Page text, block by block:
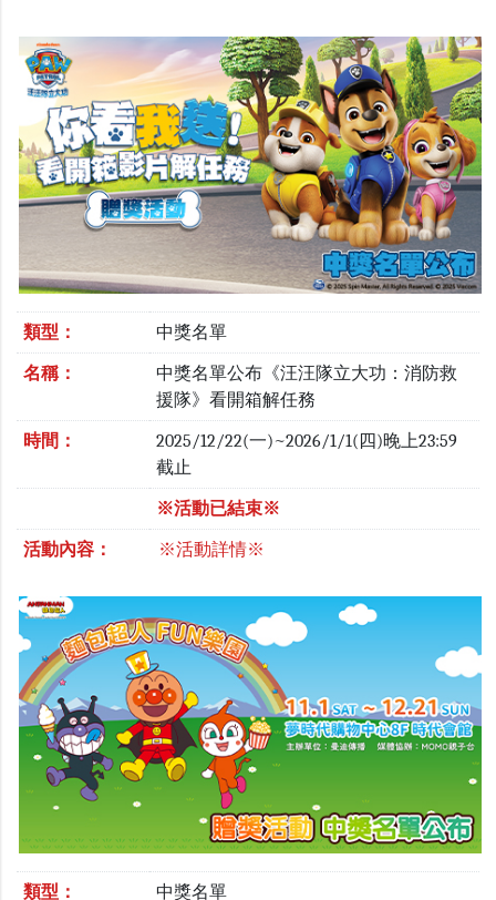
類型： 中獎名單
名稱：
中獎名單公布《汪汪隊立大功：消防救
援隊》看開箱解任務
時間：
2025/12/22(一)~2026/1/1(四)晚上23:59
截止
※活動已結束※
活動內容： ※活動詳情※
類型： 中獎名單